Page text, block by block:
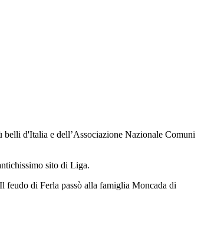
d'Italia e dell’Associazione Nazionale Comuni
sito di Liga.
di Ferla passò alla famiglia Moncada di